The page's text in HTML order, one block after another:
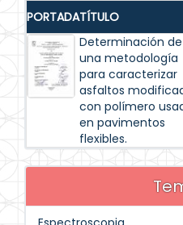
PORTADATÍTULO
Determinación de
una metodología
para caracterizar
asfaltos
con polímero
en pavimentos
flexibles.